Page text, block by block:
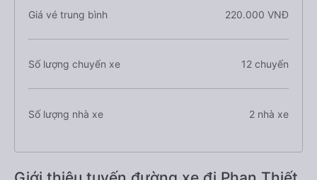
Giá vé trung bình 220.000 VNĐ
Số lượng chuyến xe 12 chuyến
Số lượng nhà xe 2 nhà xe